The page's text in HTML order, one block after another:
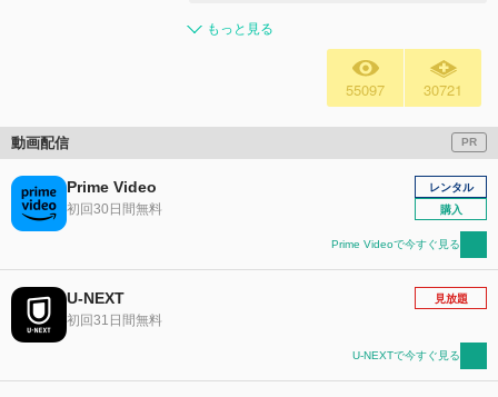
もっと見る
55097 30721
動画配信 PR
Prime Video
初回30日間無料
レンタル
購入
Prime Videoで今すぐ見る
U-NEXT
初回31日間無料
見放題
U-NEXTで今すぐ見る